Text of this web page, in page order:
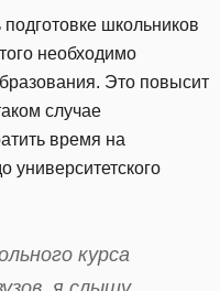
школьников
необходимо
Это повысит
случае
время на
университетского
курса